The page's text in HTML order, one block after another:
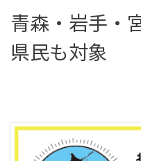
青森・岩手・
県民も対象